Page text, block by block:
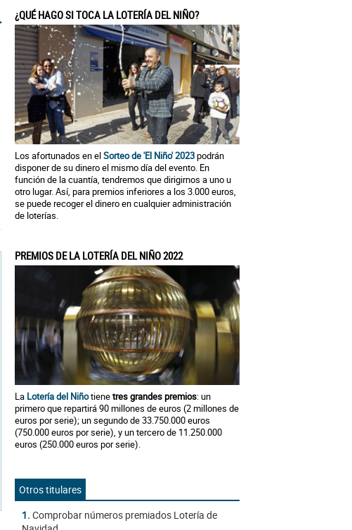
¿QUÉ HAGO SI TOCA LA LOTERÍA DEL NIÑO?
Los afortunados en elSorteo de 'El Niño' 2023podrán
disponer de su dinero el mismo día del evento. En
función de la cuantía, tendremos que dirigirnos a uno u
otro lugar. Así, para premios inferiores a los 3.000 euros,
se puede recoger el dinero en cualquier administración
de loterías.
PREMIOS DE LA LOTERÍA DEL NIÑO 2022
La Lotería del Niñotienetres grandes premios: un
primero que repartirá 90 millones de euros (2 millones de
euros por serie); un segundo de 33.750.000 euros
(750.000 euros por serie), y un tercero de 11.250.000
euros (250.000 euros por serie).
Otros titulares
1. Comprobar números premiados Lotería de